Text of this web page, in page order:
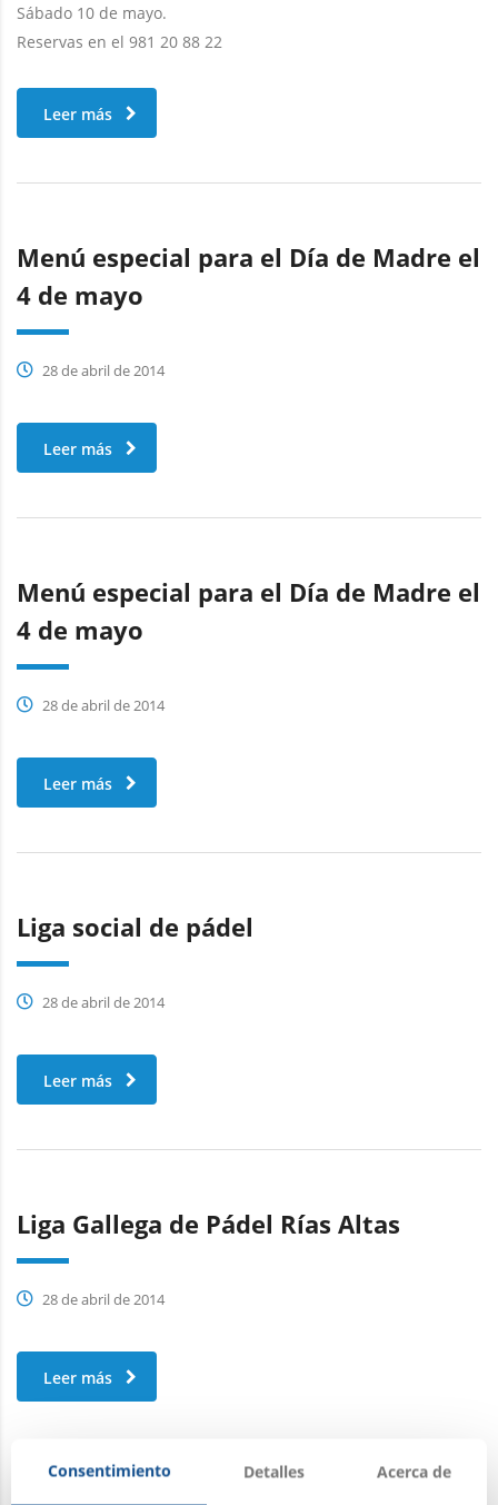
Sábado 10 de mayo.
Reservas en el 981 20 88 22
Leer más
Menú especial para el Día de Madre el
4 de mayo
28 de abril de 2014
Leer más
Menú especial para el Día de Madre el
4 de mayo
28 de abril de 2014
Leer más
Liga social de pádel
28 de abril de 2014
Leer más
Liga Gallega de Pádel Rías Altas
28 de abril de 2014
Leer más
Consentimiento Detalles Acerca de